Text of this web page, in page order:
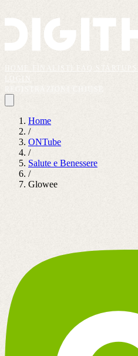
Home
/
ONTube
/
Salute e Benessere
/
Glowee